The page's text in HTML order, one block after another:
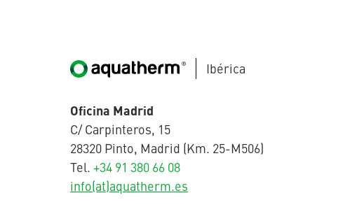
Ibérica
Oficina Madrid
C/ Carpinteros, 15
28320 Pinto, Madrid (Km. 25-M506)
Tel. +34 91 380 66 08
info(at)aquatherm.es